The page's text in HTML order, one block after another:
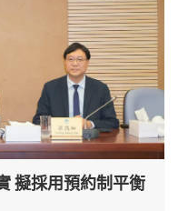
擬採用預約制平衡